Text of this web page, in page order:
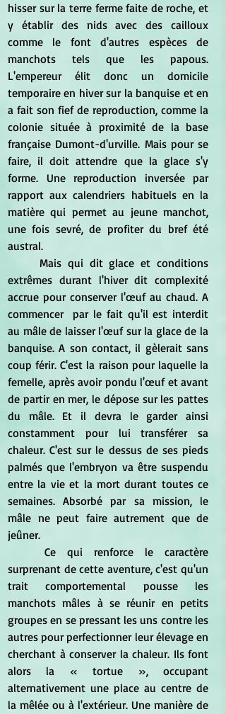
hisser sur la terre ferme faite de roche, et
y établir des nids avec des cailloux
comme le font d'autres espèces de
manchots tels que les papous.
L'empereur élit donc un domicile
temporaire en hiver sur la banquise et en
a fait son fief de reproduction, comme la
colonie située à proximité de la base
française Dumont-d'urville. Mais pour se
faire, il doit attendre que la glace s'y
forme. Une reproduction inversée par
rapport aux calendriers habituels en la
matière qui permet au jeune manchot,
une fois sevré, de profiter du bref été
austral.
extrêmes durant l'hiver dit complexité
accrue pour conserver l'œuf au chaud. A
commencer  par le fait qu'il est interdit
au mâle de laisser l'œuf sur la glace de la
banquise. A son contact, il gèlerait sans
coup férir. C'est la raison pour laquelle la
femelle, après avoir pondu l'œuf et avant
de partir en mer, le dépose sur les pattes
du mâle. Et il devra le garder ainsi
constamment pour lui transférer sa
chaleur. C'est sur le dessus de ses pieds
palmés que l'embryon va être suspendu
entre la vie et la mort durant toutes ce
semaines. Absorbé par sa mission, le
mâle ne peut faire autrement que de
jeûner.
surprenant de cette aventure, c'est qu'un
trait comportemental pousse les
manchots mâles à se réunir en petits
groupes en se pressant les uns contre les
autres pour perfectionner leur élevage en
cherchant à conserver la chaleur. Ils font
alors la « tortue », occupant
alternativement une place au centre de
la mêlée ou à l'extérieur. Une manière de